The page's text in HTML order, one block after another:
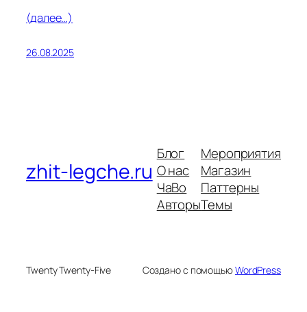
(далее…)
26.08.2025
zhit-legche.ru
Блог
О нас
ЧаВо
Авторы
Мероприятия
Магазин
Паттерны
Темы
Twenty Twenty-Five Создано с помощьюWordPress